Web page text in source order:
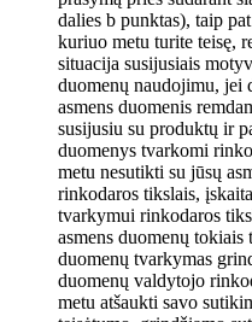
dalies b punktas), taip
kuriuo metu turite teisę,
situacija susijusiais
duomenų naudojimu, jei
asmens duomenis
susijusiu su produktų ir
duomenys tvarkomi
metu nesutikti su jūsų
rinkodaros tikslais,
tvarkymui rinkodaros
asmens duomenų
duomenų tvarkymas
duomenų valdytojo
metu atšaukti savo